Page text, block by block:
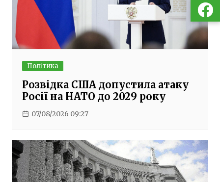
Політика
Розвідка США допустила атаку
Росії на НАТО до 2029 року
07/08/2026 09:27